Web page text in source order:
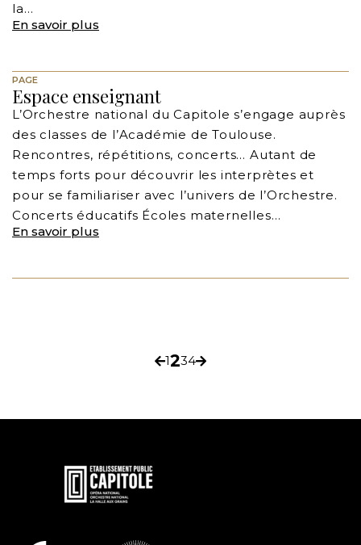
la…
En savoir plus
Espace enseignant
PAGE
L’Orchestre national du Capitole s’engage auprès
des classes de l’Académie de Toulouse.
Rencontres, répétitions, concerts… Autant de
temps forts pour découvrir les interprètes et
pour se familiariser avec l’univers de l’Orchestre.
Concerts éducatifs Écoles maternelles…
En savoir plus
p
Page
Page
1Page
2Page
3
Page
4
Page
En
savoir